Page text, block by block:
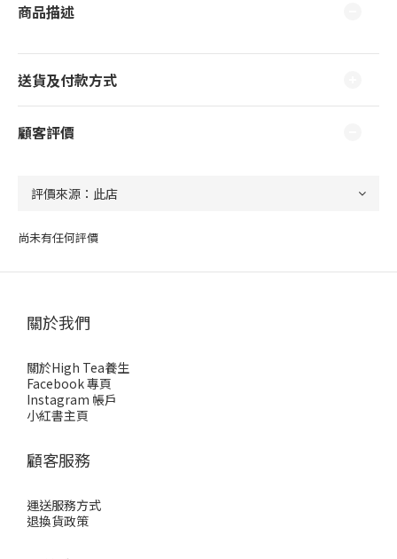
商品描述
送貨及付款方式
顧客評價
尚未有任何評價
關於我們
關於High Tea養生
Facebook 專頁
Instagram 帳戶
小紅書主頁
顧客服務
運送服務方式
退換貨政策